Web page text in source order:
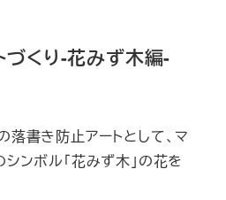
づくり-花みず木編-
書き防止アートとして、マ
ンボル「花みず木」の花を